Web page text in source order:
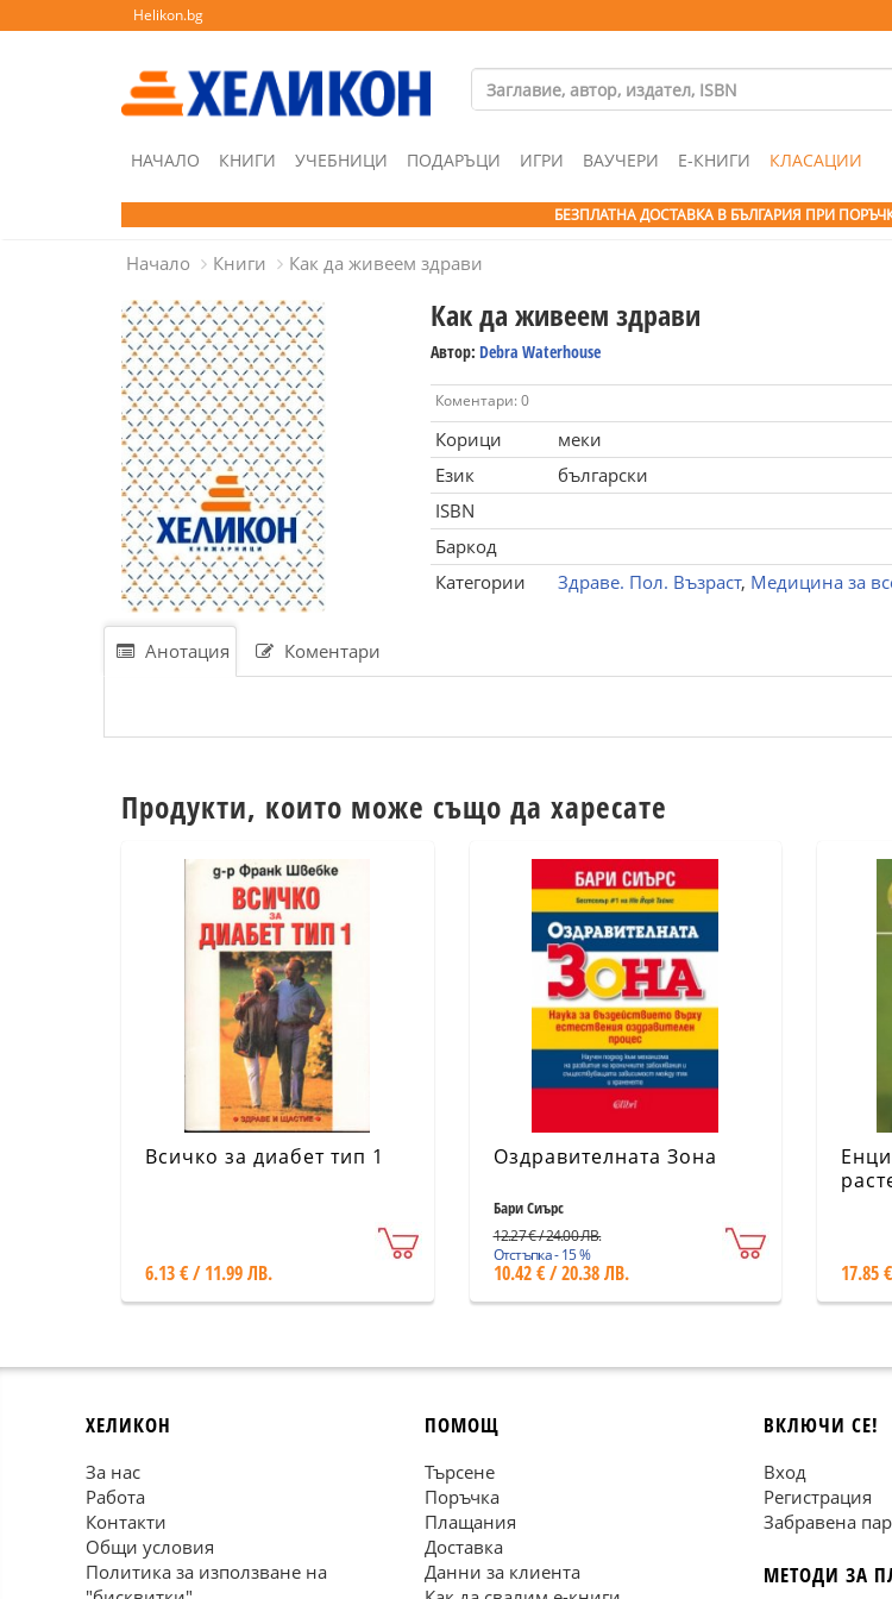
Helikon.bg
НАЧАЛО КНИГИ УЧЕБНИЦИ ПОДАРЪЦИ ИГРИ ВАУЧЕРИ Е-КНИГИ КЛАСАЦИИ
БЕЗПЛАТНА ДОСТАВКА В БЪЛГАРИЯ ПРИ
Начало Книги Как да живеем здрави
Как да живеем здрави
Автор: Debra Waterhouse
Коментари: 0
Корици
меки
Език
български
ISBN
Баркод
Категории
Здраве. Пол. Възраст, Медицина за
Анотация Коментари
Продукти, които може също да харесате
Всичко за диабет тип 1
6.13 € / 11.99 ЛВ.
Оздравителната Зона
Бари Сиърс
12.27 € / 24.00 ЛВ.
Отстъпка - 15 %
10.42 € / 20.38 ЛВ. 17.85
ХЕЛИКОН
За нас
Работа
Контакти
Общи условия
Политика за използване на
ПОМОЩ
Търсене
Поръчка
Плащания
Доставка
Данни за клиента
ВКЛЮЧИ СЕ!
Вход
Регистрация
Забравена
МЕТОДИ ЗА